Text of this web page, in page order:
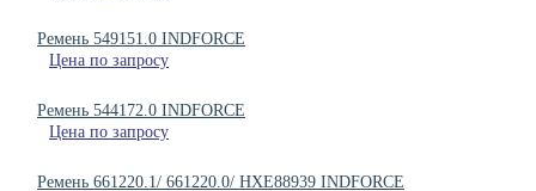
Ремень 549151.0 INDFORCE
Цена по запросу
Ремень 544172.0 INDFORCE
Цена по запросу
Ремень 661220.1/ 661220.0/ HXE88939 INDFORCE